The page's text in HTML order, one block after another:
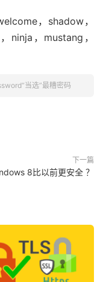
，shadow，
ninja，mustang，
当选”最糟密码
下一篇
8比以前更安全 ？